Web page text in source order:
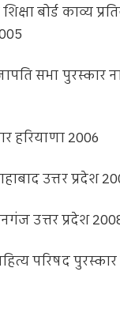
बोर्ड काव्य
सभा पुरस्कार
हरियाणा 2006
उत्तर प्रदेश
उत्तर प्रदेश
परिषद पुरस्कार